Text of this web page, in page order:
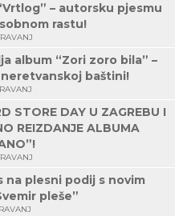
– autorsku pjesmu
rastu!
album “Zori zoro bila” –
baštini!
STORE DAY U ZAGREBU I
REIZDANJE ALBUMA
na plesni podij s novim
pleše”